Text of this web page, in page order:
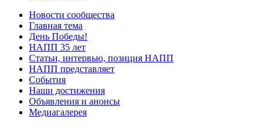
Новости сообщества
Главная тема
День Победы!
НАПП 35 лет
Статьи, интервью, позиция НАПП
НАПП представляет
События
Наши достижения
Объявления и анонсы
Медиагалерея